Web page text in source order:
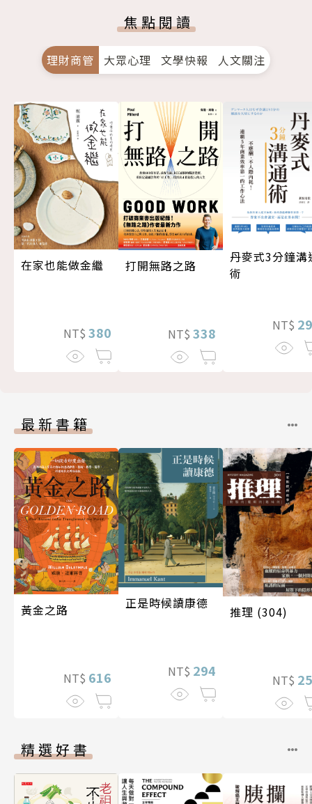
焦點閱讀
理財商管 大眾心理 文學快報 人文關注
在家也能做金繼
NT$ 380
打開無路之路
NT$ 338
丹麥式3分鐘溝
術
NT$
最新書籍
黃金之路
NT$ 616
正是時候讀康德
NT$ 294
推理 (304)
NT$
精選好書